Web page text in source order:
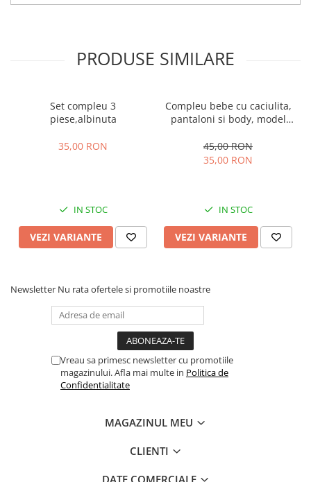
PRODUSE SIMILARE
Set compleu 3
piese,albinuta
35,00 RON
IN STOC
VEZI VARIANTE
Compleu bebe cu caciulita,
pantaloni si body, model
45,00 RON
35,00 RON
IN STOC
VEZI VARIANTE
Newsletter Nu rata ofertele si promotiile noastre
Vreau sa primesc newsletter cu promotiile
magazinului. Afla mai multe in Politica de
Confidentialitate
MAGAZINUL MEU
CLIENTI